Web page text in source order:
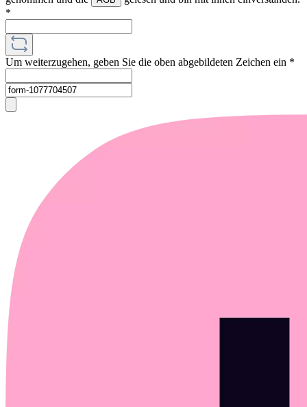
*
Um weiterzugehen, geben Sie die oben abgebildeten Zeichen ein *